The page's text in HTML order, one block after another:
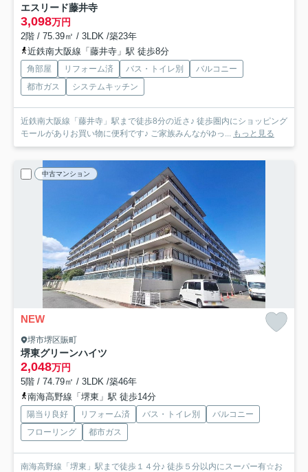
エスリード藤井寺
3,098万円
2階 / 75.39㎡ / 3LDK /築23年
近鉄南大阪線「藤井寺」駅 徒歩8分
角部屋 リフォーム済 バス・トイレ別
バルコニー
都市ガス
システムキッチン
近鉄南大阪線「藤井寺」駅まで徒歩8分の近さ♪ 徒歩圏内にショッピング
モールがありお買い物に便利です♪ ご家族みんながゆっ...
もっと見る
中古マンション
NEW
堺市堺区賑町
堺東グリーンハイツ
2,048万円
5階 / 74.79㎡ / 3LDK /築46年
南海高野線「堺東」駅 徒歩14分
陽当り良好 リフォーム済 バス・トイレ別
バルコニー
フローリング
都市ガス
南海高野線「堺東」駅まで徒歩１４分♪ 徒歩５分以内にスーパー有☆お